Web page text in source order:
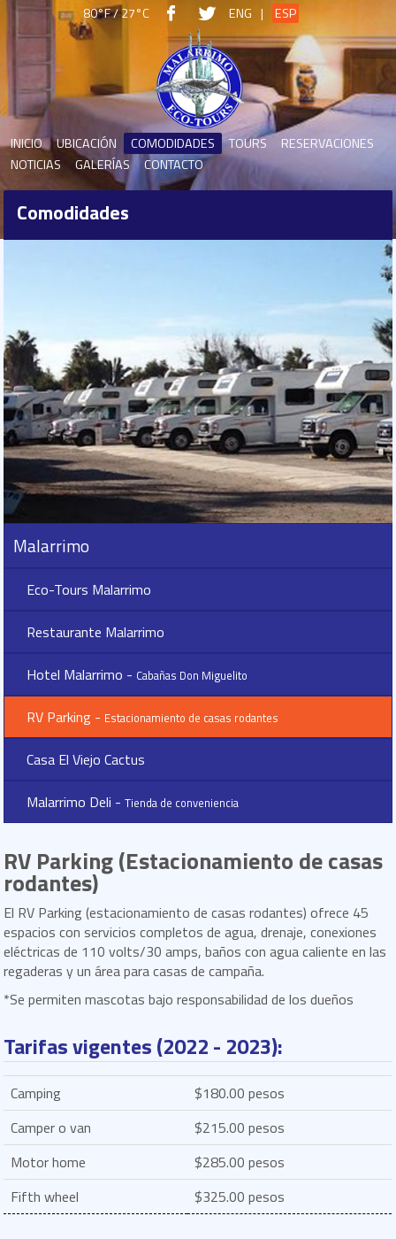
80°F / 27°C ENG | ESP
INICIO UBICACIÓN COMODIDADES TOURS
RESERVACIONES
NOTICIAS
GALERÍAS CONTACTO
Comodidades
Malarrimo
Eco-Tours Malarrimo
Restaurante Malarrimo
Hotel Malarrimo - Cabañas Don Miguelito
RV Parking - Estacionamiento de casas rodantes
Casa El Viejo Cactus
Malarrimo Deli -Tienda de conveniencia
RV Parking (Estacionamiento de casas
rodantes)
El RV Parking (estacionamiento de casas rodantes) ofrece 45
espacios con servicios completos de agua, drenaje, conexiones
eléctricas de 110 volts/30 amps, baños con agua caliente en las
regaderas y un área para casas de campaña.
*Se permiten mascotas bajo responsabilidad de los dueños
Tarifas vigentes (2022 - 2023):
Camping
$180.00 pesos
Camper o van
$215.00 pesos
Motor home
$285.00 pesos
Fifth wheel
$325.00 pesos